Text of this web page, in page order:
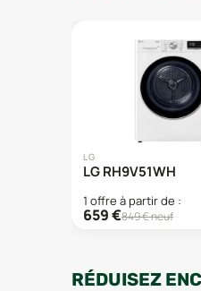
LG
LG RH9V51WH
1 offre à partir de :
659€849€ neuf
RÉDUISEZ